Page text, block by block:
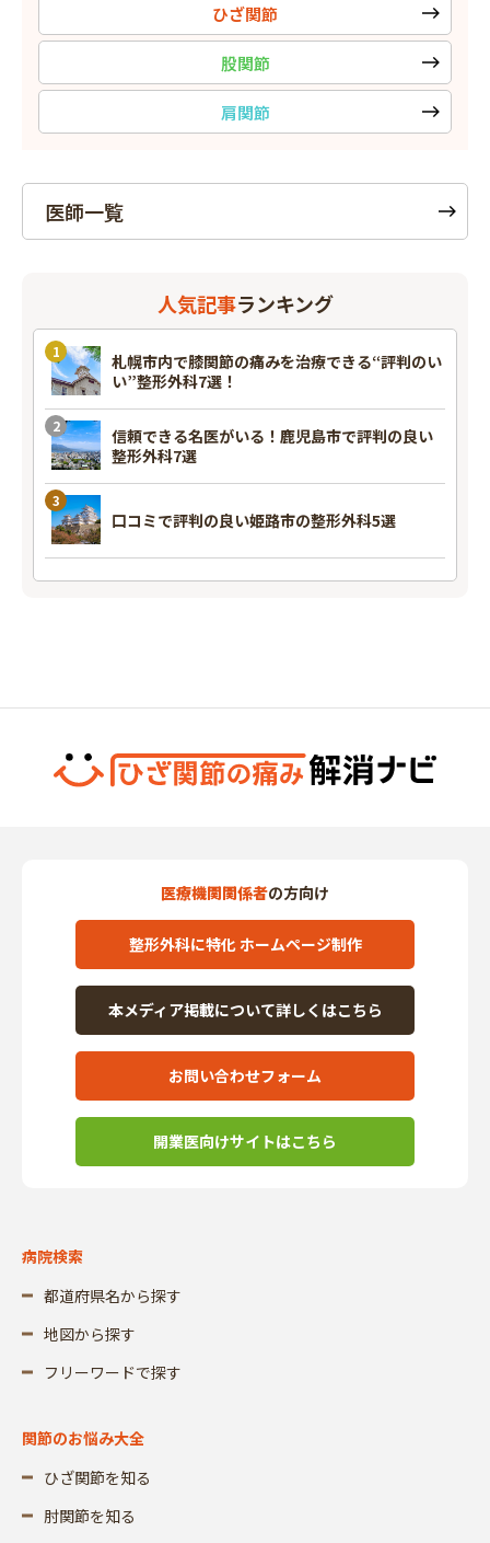
ひざ関節
股関節
肩関節
医師一覧
人気記事ランキング
札幌市内で膝関節の痛みを治療できる“評判のい
い”整形外科7選！
信頼できる名医がいる！鹿児島市で評判の良い
整形外科7選
口コミで評判の良い姫路市の整形外科5選
医療機関関係者の方向け
整形外科に特化 ホームページ制作
本メディア掲載について詳しくはこちら
お問い合わせフォーム
開業医向けサイトはこちら
病院検索
都道府県名から探す
地図から探す
フリーワードで探す
関節のお悩み大全
ひざ関節を知る
肘関節を知る